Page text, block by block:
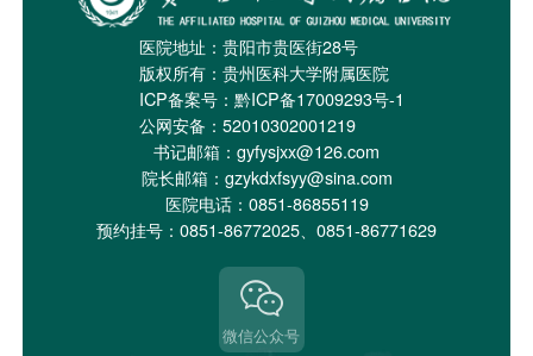
医院地址：贵阳市贵医街28号
版权所有：贵州医科大学附属医院
ICP备案号： 黔ICP备17009293号-1
公网安备：52010302001219
书记邮箱：gyfysjxx@126.com
院长邮箱：gzykdxfsyy@sina.com
医院电话：0851-86855119
预约挂号：0851-86772025、0851-86771629
微信公众号